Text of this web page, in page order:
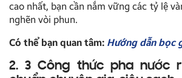
cao nhất, bạn cần nắm vững các tỷ lệ
nghẽn vòi phun.
Có thể bạn quan tâm: Hướng dẫn bọc
2. 3 Công thức pha nước